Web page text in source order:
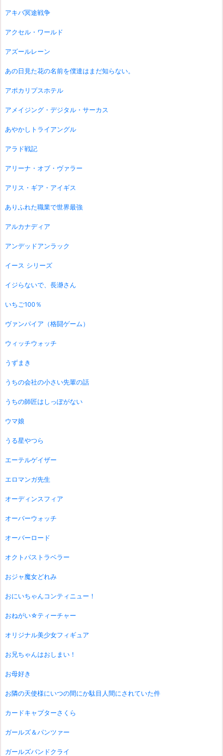
アキバ冥途戦争
アクセル・ワールド
アズールレーン
あの日見た花の名前を僕達はまだ知らない。
アポカリプスホテル
アメイジング・デジタル・サーカス
あやかしトライアングル
アラド戦記
アリーナ・オブ・ヴァラー
アリス・ギア・アイギス
ありふれた職業で世界最強
アルカナディア
アンデッドアンラック
イース シリーズ
イジらないで、長瀞さん
いちご100％
ヴァンパイア（格闘ゲーム）
ウィッチウォッチ
うずまき
うちの会社の小さい先輩の話
うちの師匠はしっぽがない
ウマ娘
うる星やつら
エーテルゲイザー
エロマンガ先生
オーディンスフィア
オーバーウォッチ
オーバーロード
オクトパストラベラー
おジャ魔女どれみ
おにいちゃんコンティニュー！
おねがい☆ティーチャー
オリジナル美少女フィギュア
お兄ちゃんはおしまい！
お母好き
お隣の天使様にいつの間にか駄目人間にされていた件
カードキャプターさくら
ガールズ＆パンツァー
ガールズバンドクライ